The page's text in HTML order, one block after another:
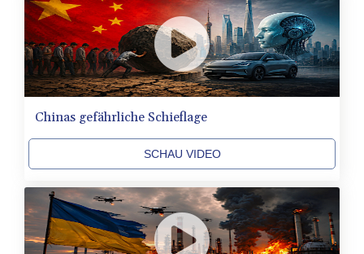
AUD 1.638747
AWG 2.082489
AZN 1.97002
BAM 1.955776
BBD 2.321671
BHD 0.434695
BIF 3451.157116
BMD 1.156136
BOB 13.69983
BRL 5.876989
BSD 1.152686
BTN 109.688637
Chinas gefährliche Schieflage
SCHAU VIDEO